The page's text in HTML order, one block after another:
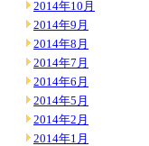
2014年10月
2014年9月
2014年8月
2014年7月
2014年6月
2014年5月
2014年2月
2014年1月